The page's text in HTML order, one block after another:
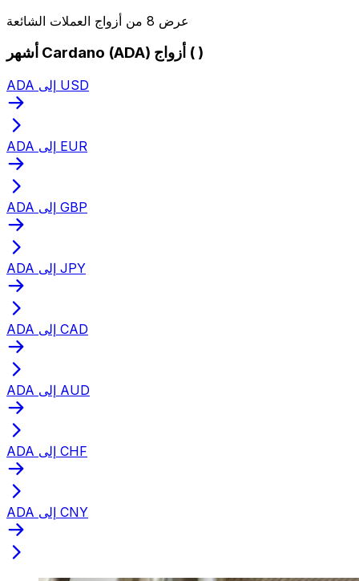
عرض 8 من أزواج العملات الشائعة
أشهر Cardano (ADA) أزواج ( )
ADA إلى USD
ADA إلى EUR
ADA إلى GBP
ADA إلى JPY
ADA إلى CAD
ADA إلى AUD
ADA إلى CHF
ADA إلى CNY